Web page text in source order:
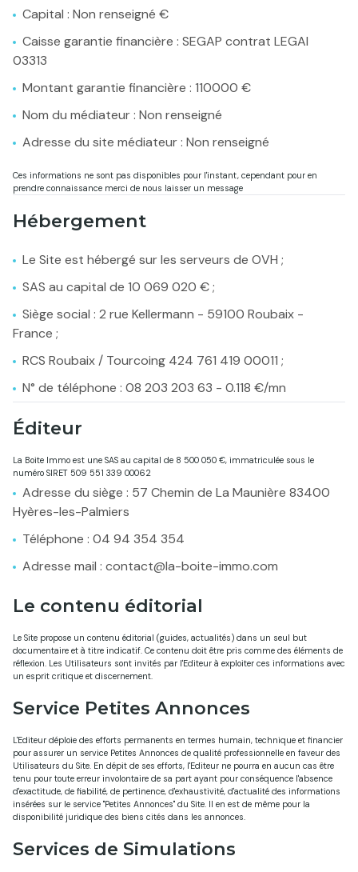
Capital : Non renseigné €
Caisse garantie financière : SEGAP contrat LEGAI
03313
Montant garantie financière : 110000 €
Nom du médiateur : Non renseigné
Adresse du site médiateur : Non renseigné
Ces informations ne sont pas disponibles pour l'instant, cependant pour en
prendre connaissance merci de nous laisser un message
Hébergement
Le Site est hébergé sur les serveurs de OVH ;
SAS au capital de 10 069 020 € ;
Siège social : 2 rue Kellermann - 59100 Roubaix -
France ;
RCS Roubaix / Tourcoing 424 761 419 00011 ;
N° de téléphone : 08 203 203 63 - 0.118 €/mn
Éditeur
La Boite Immo est une SAS au capital de 8 500 050 €, immatriculée sous le
numéro SIRET 509 551 339 00062
Adresse du siège : 57 Chemin de La Maunière 83400
Hyères-les-Palmiers
Téléphone : 04 94 354 354
Adresse mail : contact@la-boite-immo.com
Le contenu éditorial
Le Site propose un contenu éditorial (guides, actualités) dans un seul but
documentaire et à titre indicatif. Ce contenu doit être pris comme des éléments de
réflexion. Les Utilisateurs sont invités par l'Editeur à exploiter ces informations avec
un esprit critique et discernement.
Service Petites Annonces
L'Editeur déploie des efforts permanents en termes humain, technique et financier
pour assurer un service Petites Annonces de qualité professionnelle en faveur des
Utilisateurs du Site. En dépit de ses efforts, l'Editeur ne pourra en aucun cas être
tenu pour toute erreur involontaire de sa part ayant pour conséquence l'absence
d'exactitude, de fiabilité, de pertinence, d'exhaustivité, d'actualité des informations
insérées sur le service "Petites Annonces" du Site. Il en est de même pour la
disponibilité juridique des biens cités dans les annonces.
Services de Simulations